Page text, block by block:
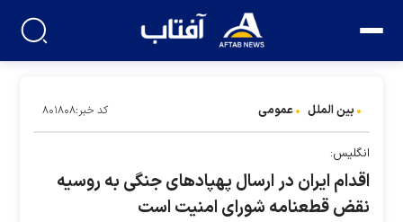
بین الملل عمومی کد خبر:۸۰۱۸۰۸
انگلیس:
اقدام ایران در ارسال پهپاد‌های جنگی به روسیه
نقض قطعنامه شورای امنیت است